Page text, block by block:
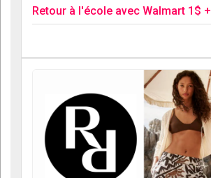
Retour à l'école avec Walmart 1$ +